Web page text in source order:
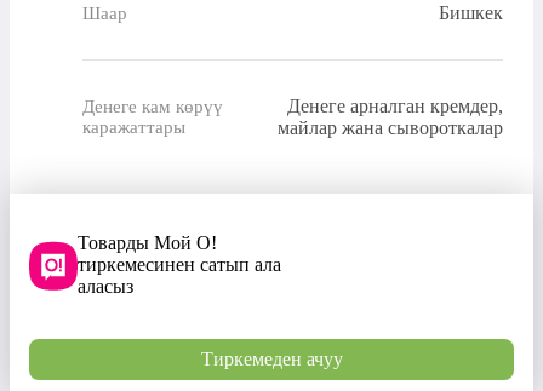
Шаар Бишкек
Денеге кам көрүү
каражаттары
Денеге арналган кремдер,
майлар жана сывороткалар
Товарды Мой О!
тиркемесинен сатып ала
аласыз
Тиркемеден ачуу